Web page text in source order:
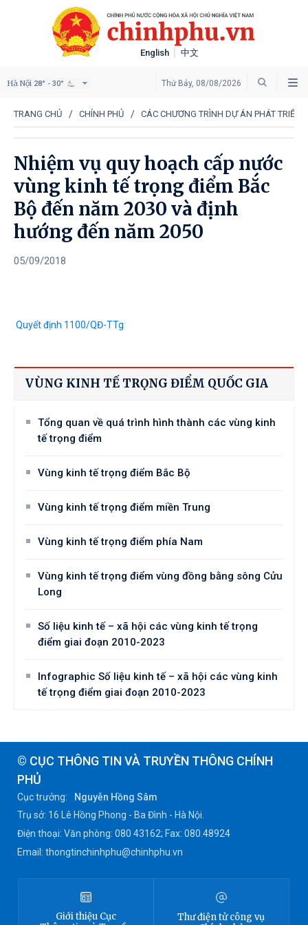
English 中文
Thứ Bảy, 08/08/2026
Hà Nội 28° - 30°
TRANG CHỦ CHÍNH PHỦ CÁC CHƯƠNG TRÌNH DỰ ÁN PHÁT TRIỂN
Nhiệm vụ quy hoạch cấp nước
vùng kinh tế trọng điểm Bắc
Bộ đến năm 2030 và định
hướng đến năm 2050
05/09/2018
Quyết định 1100/QĐ-TTg
VÙNG KINH TẾ TRỌNG ĐIỂM QUỐC GIA
Tổng quan về quá trình hình thành các vùng kinh
tế trọng điểm
Vùng kinh tế trọng điểm Bắc Bộ
Vùng kinh tế trọng điểm miền Trung
Vùng kinh tế trọng điểm phía Nam
Vùng kinh tế trọng điểm vùng đồng bằng sông Cửu
Long
Số liệu kinh tế – xã hội các vùng kinh tế trọng
điểm giai đoạn 2010-2023
Infographic Số liệu kinh tế – xã hội các vùng kinh
tế trọng điểm giai đoạn 2010-2023
© CỤC THÔNG TIN VÀ TRUYỀN THÔNG CHÍNH
PHỦ
Cục trưởng:
Nguyễn Hồng Sâm
Trụ sở: 16 Lê Hồng Phong - Ba Đình - Hà Nội.
Điện thoại: Văn phòng: 080 43162; Fax: 080.48924
Email: thongtinchinhphu@chinhphu.vn
Giới thiệu Cục
Thư điện tử công vụ